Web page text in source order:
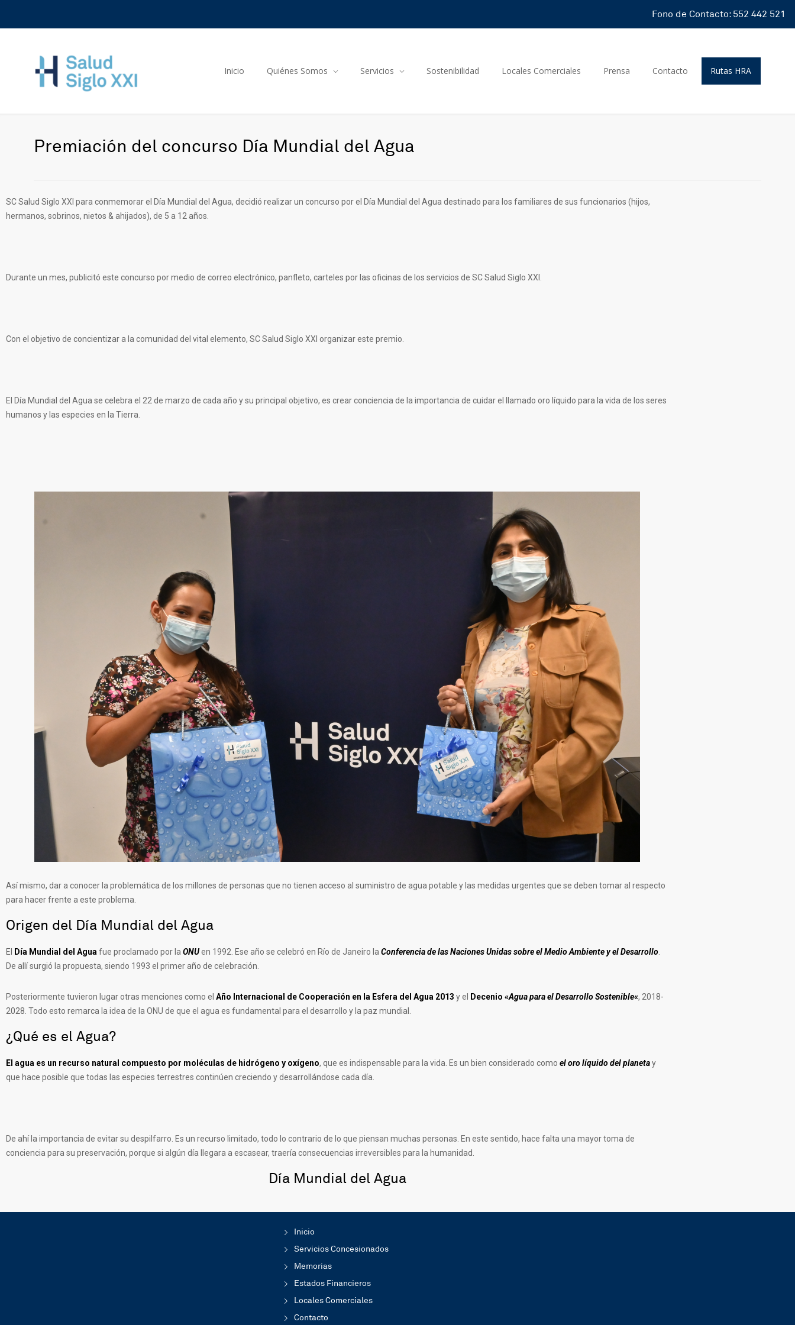
Fono de Contacto: 552 442 521
Inicio Quiénes Somos Servicios Sostenibilidad Locales Comerciales Prensa Contacto Rutas HRA
Premiación del concurso Día Mundial del Agua
SC Salud Siglo XXI para conmemorar el Día Mundial del Agua, decidió realizar un concurso por el Día Mundial del Agua destinado para los familiares de sus funcionarios (hijos,
hermanos, sobrinos, nietos & ahijados), de 5 a 12 años.
Durante un mes, publicitó este concurso por medio de correo electrónico, panfleto, carteles por las oficinas de los servicios de SC Salud Siglo XXI.
Con el objetivo de concientizar a la comunidad del vital elemento, SC Salud Siglo XXI organizar este premio.
El Día Mundial del Agua se celebra el 22 de marzo de cada año y su principal objetivo, es crear conciencia de la importancia de cuidar el llamado oro líquido para la vida de los seres
humanos y las especies en la Tierra.
Así mismo, dar a conocer la problemática de los millones de personas que no tienen acceso al suministro de agua potable y las medidas urgentes que se deben tomar al respecto
para hacer frente a este problema.
Origen del Día Mundial del Agua
El Día Mundial del Agua fue proclamado por la ONUen 1992. Ese año se celebró en Río de Janeiro la Conferencia de las Naciones Unidas sobre el Medio Ambiente y el Desarrollo
De allí surgió la propuesta, siendo 1993 el primer año de celebración.
Posteriormente tuvieron lugar otras menciones como el Año Internacional de Cooperación en la Esfera del Agua 2013 y el Decenio «Agua para el Desarrollo Sostenible«, 2018-
2028. Todo esto remarca la idea de la ONU de que el agua es fundamental para el desarrollo y la paz mundial.
¿Qué es el Agua?
El agua es un recurso natural compuesto por moléculas de hidrógeno y oxígeno, que es indispensable para la vida. Es un bien considerado como el oro líquido del planetay
que hace posible que todas las especies terrestres continúen creciendo y desarrollándose cada día.
De ahí la importancia de evitar su despilfarro. Es un recurso limitado, todo lo contrario de lo que piensan muchas personas. En este sentido, hace falta una mayor toma de
conciencia para su preservación, porque si algún día llegara a escasear, traería consecuencias irreversibles para la humanidad.
Día Mundial del Agua
Inicio
Servicios Concesionados
Memorias
Estados Financieros
Locales Comerciales
Contacto